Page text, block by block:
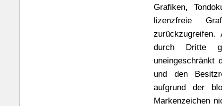
Grafiken,
lizenzfreie
durch Dritte
uneingeschränkt
und den
aufgrund der
Markenzeichen